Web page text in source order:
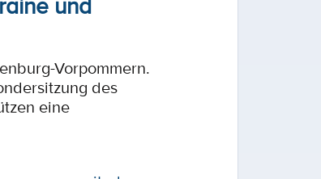
Vorpommern.
des
eine